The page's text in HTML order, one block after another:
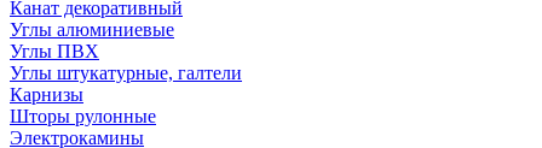
Канат декоративный
Углы алюминиевые
Углы ПВХ
Углы штукатурные, галтели
Карнизы
Шторы рулонные
Электрокамины